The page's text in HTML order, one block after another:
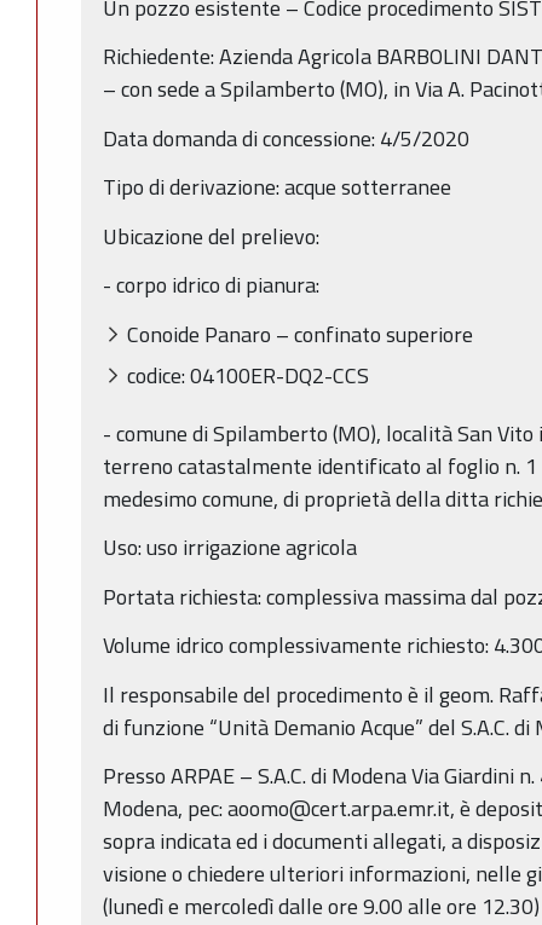
Un pozzo esistente – Codice procedimento
Richiedente: Azienda Agricola BARBOLINI
– con sede a Spilamberto (MO), in Via A.
Data domanda di concessione: 4/5/2020
Tipo di derivazione: acque sotterranee
Ubicazione del prelievo:
- corpo idrico di pianura:
Conoide Panaro – confinato superiore
codice: 04100ER-DQ2-CCS
- comune di Spilamberto (MO), località San Vito
terreno catastalmente identificato al foglio n. 1
medesimo comune, di proprietà della ditta
Uso: uso irrigazione agricola
Portata richiesta: complessiva massima dal
Volume idrico complessivamente richiesto:
Il responsabile del procedimento è il geom.
di funzione “Unità Demanio Acque” del S.A.C. di
Presso ARPAE – S.A.C. di Modena Via Giardini
Modena, pec: aoomo@cert.arpa.emr.it, è
sopra indicata ed i documenti allegati, a
visione o chiedere ulteriori informazioni, nelle
(lunedì e mercoledì dalle ore 9.00 alle ore 12.30)